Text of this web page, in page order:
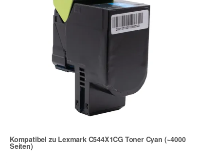
Kompatibel zu Lexmark C544X1CG Toner Cyan (~4000
Seiten)
Zur Artikelbewertung